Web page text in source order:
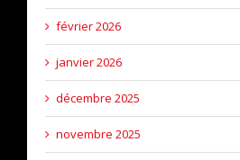
février 2026
janvier 2026
décembre 2025
novembre 2025